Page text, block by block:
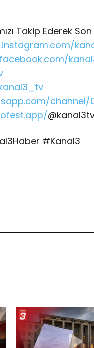
Takip Ederek
channel/
@kanal3tv
#Kanal3